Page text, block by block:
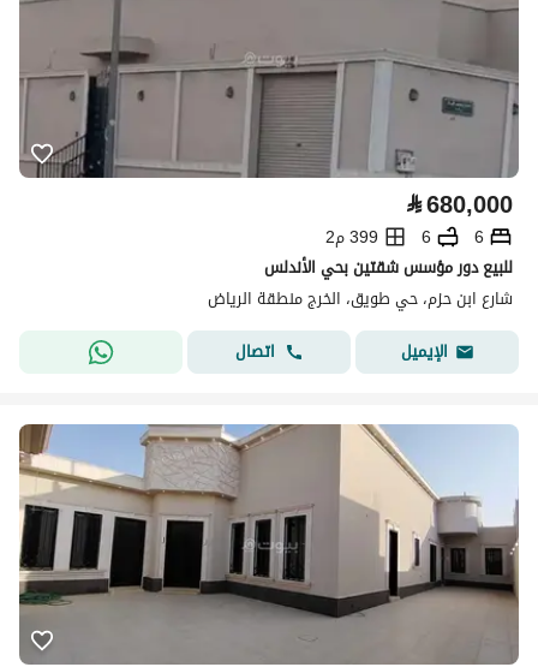
⃁680,000
6
6
399 م2
للبيع دور مؤسس شقتين بحي الأندلس
شارع ابن حزم، حي طويق، الخرج منطقة الرياض
الإيميل
اتصال